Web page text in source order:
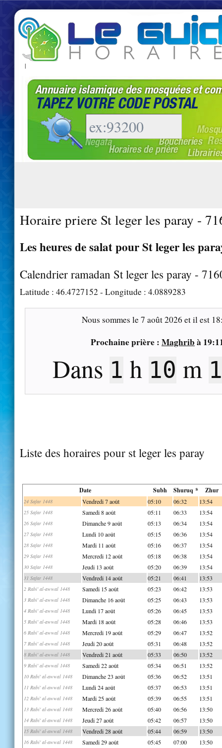
|
Horaire priere St leger les paray -
Les heures de salat pour St leger les
Calendrier ramadan St leger les paray -
Latitude : 46.4727152 - Longitude : 4.0889283
Nous sommes le7 août 2026 et il est
Prochaine prière : Maghrib à
Dans 1 h 10 m
Liste des horaires pour st leger les paray
Date Subh Shuruq * Zhur
24 Safar 1448 Vendredi 7 août 05:10 06:32 13:54
25 Safar 1448 Samedi 8 août 05:11 06:33 13:54
26 Safar 1448 Dimanche 9 août 05:13 06:34 13:54
27 Safar 1448 Lundi 10 août 05:15 06:36 13:54
28 Safar 1448 Mardi 11 août 05:16 06:37 13:54
29 Safar 1448 Mercredi 12 août 05:18 06:38 13:54
30 Safar 1448 Jeudi 13 août 05:20 06:39 13:54
31 Safar 1448 Vendredi 14 août 05:21 06:41 13:53
2 Rabi' al-awwal 1448 Samedi 15 août 05:23 06:42 13:53
3 Rabi' al-awwal 1448 Dimanche 16 août 05:25 06:43 13:53
4 Rabi' al-awwal 1448 Lundi 17 août 05:26 06:45 13:53
5 Rabi' al-awwal 1448 Mardi 18 août 05:28 06:46 13:53
6 Rabi' al-awwal 1448 Mercredi 19 août 05:29 06:47 13:52
7 Rabi' al-awwal 1448 Jeudi 20 août 05:31 06:48 13:52
8 Rabi' al-awwal 1448 Vendredi 21 août 05:33 06:50 13:52
9 Rabi' al-awwal 1448 Samedi 22 août 05:34 06:51 13:52
10 Rabi' al-awwal 1448 Dimanche 23 août 05:36 06:52 13:51
11 Rabi' al-awwal 1448 Lundi 24 août 05:37 06:53 13:51
12 Rabi' al-awwal 1448 Mardi 25 août 05:39 06:55 13:51
13 Rabi' al-awwal 1448 Mercredi 26 août 05:40 06:56 13:50
14 Rabi' al-awwal 1448 Jeudi 27 août 05:42 06:57 13:50
15 Rabi' al-awwal 1448 Vendredi 28 août 05:44 06:59 13:50
16 Rabi' al-awwal 1448 Samedi 29 août 05:45 07:00 13:50